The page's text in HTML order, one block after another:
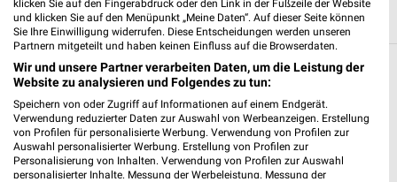
Weitere NKD Geschäfte mit Angeboten in
und um Bad Freienwalde (Oder)
5 Geschäfte und Orte
klicken Sie auf den Fingerabdruck oder den Link in der Fußzeile der Website
und klicken Sie auf den Menüpunkt „Meine Daten“. Auf dieser Seite können
Sie Ihre Einwilligung widerrufen. Diese Entscheidungen werden unseren
Partnern mitgeteilt und haben keinen Einfluss auf die Browserdaten.
Wir und unsere Partner verarbeiten Daten, um die Leistung der
Website zu analysieren und Folgendes zu tun:
Speichern von oder Zugriff auf Informationen auf einem Endgerät.
Verwendung reduzierter Daten zur Auswahl von Werbeanzeigen. Erstellung
von Profilen für personalisierte Werbung. Verwendung von Profilen zur
Auswahl personalisierter Werbung. Erstellung von Profilen zur
Personalisierung von Inhalten. Verwendung von Profilen zur Auswahl
personalisierter Inhalte. Messung der Werbeleistung. Messung der